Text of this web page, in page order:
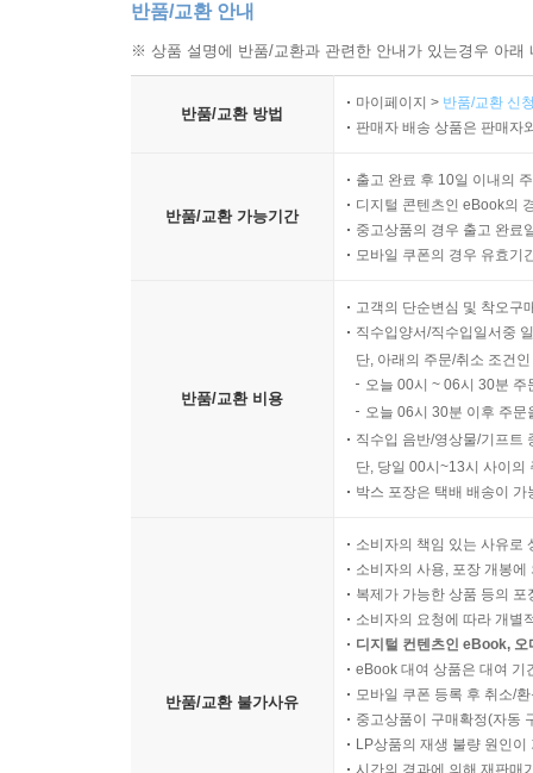
반품/교환 안내
※ 상품 설명에 반품/교환과 관련한 안내가 있는경우 아
반품/교환 방법
마이페이지 > 반품/교환 신
판매자 배송 상품은 판매자
반품/교환 가능기간
출고 완료 후 10일 이내의
디지털 콘텐츠인 eBook의
중고상품의 경우 출고 완료
모바일 쿠폰의 경우 유효기
반품/교환 비용
고객의 단순변심 및 착오구
직수입양서/직수입일서중
단, 아래의 주문/취소 조건
오늘 00시 ~ 06시 30분
오늘 06시 30분 이후 주
직수입 음반/영상물/기프트
단, 당일 00시~13시 사이의
박스 포장은 택배 배송이
반품/교환 불가사유
소비자의 책임 있는 사유로
소비자의 사용, 포장 개봉
복제가 가능한 상품 등의
소비자의 요청에 따라 개별
디지털 컨텐츠인 eBook,
eBook 대여 상품은 대여 기
모바일 쿠폰 등록 후 취소/
중고상품이 구매확정(자동
LP상품의 재생 불량 원인
시간의 경과에 의해 재판매